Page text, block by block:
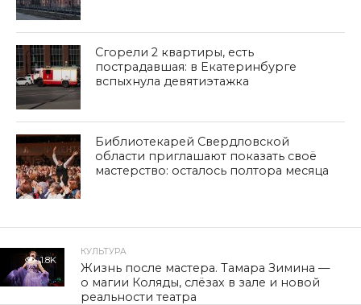
Сгорели 2 квартиры, есть
пострадавшая: в Екатеринбурге
вспыхнула девятиэтажка
Библиотекарей Свердловской
области приглашают показать своё
мастерство: осталось полтора месяца
1.8K
КУЛЬТУРА
Жизнь после мастера. Тамара Зимина —
о магии Коляды, слёзах в зале и новой
реальности театра